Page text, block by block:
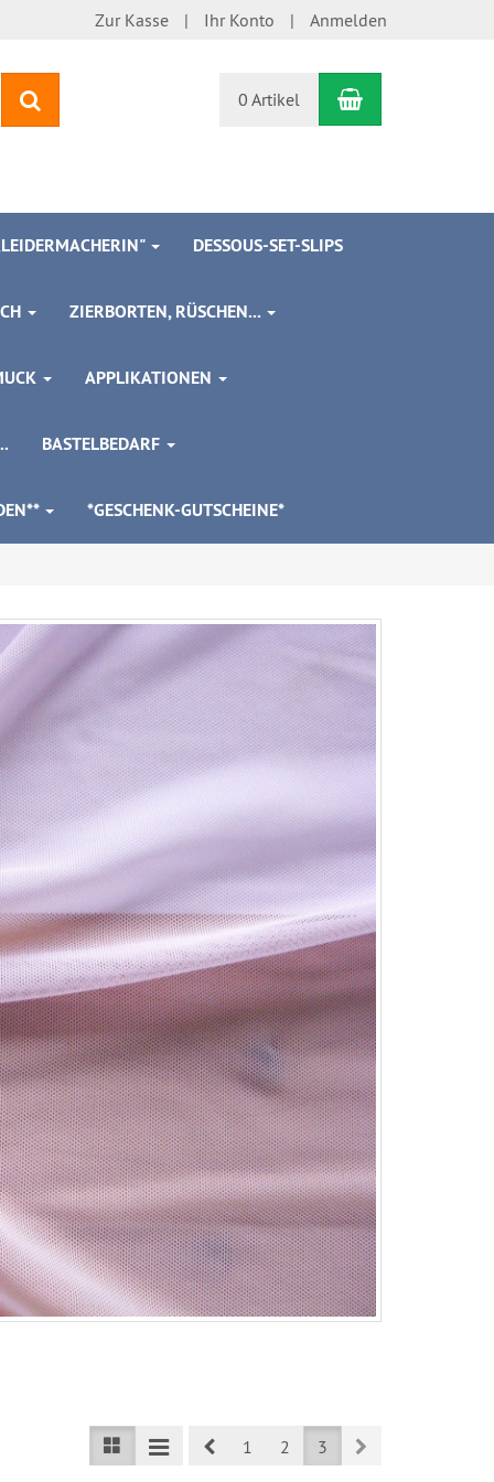
Zur Kasse Ihr Konto Anmelden
0 Artikel Warenkorb
DESSOUS-SET-SLIPS
ZIERBORTEN, RÜSCHEN...
APPLIKATIONEN
BASTELBEDARF
*GESCHENK-GUTSCHEINE*
Prev1 2 3 Next